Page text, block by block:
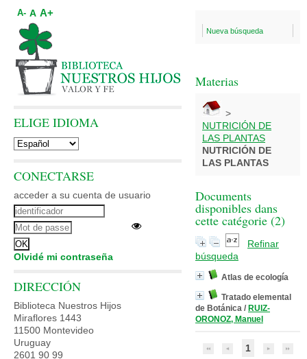
Nueva búsqueda
Materias
>
NUTRICIÓN DE
LAS PLANTAS
NUTRICIÓN DE
LAS PLANTAS
Documents
disponibles dans
cette catégorie (2)
Refinar
búsqueda
Atlas de ecología
Tratado elemental
de Botánica / RUIZ-
ORONOZ, Manuel
1
A- A A+
ELIGE IDIOMA
CONECTARSE
acceder a su cuenta de usuario
Olvidé mi contraseña
DIRECCIÓN
Biblioteca Nuestros Hijos
Miraflores 1443
11500 Montevideo
Uruguay
2601 90 99